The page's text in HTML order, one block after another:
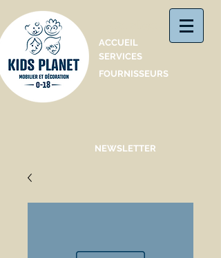
ACCUEIL
SERVICES
FOURNISSEURS
NEWSLETTER